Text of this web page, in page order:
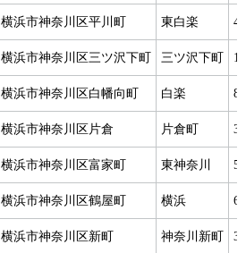
横浜市神奈川区平川町 東白楽 4
横浜市神奈川区三ツ沢下町 三ツ沢下町 1
横浜市神奈川区白幡向町 白楽 8
横浜市神奈川区片倉 片倉町 3
横浜市神奈川区富家町 東神奈川 5
横浜市神奈川区鶴屋町 横浜 6
横浜市神奈川区新町 神奈川新町 3